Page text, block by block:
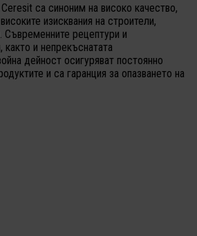
са синоним на високо качество,
изисквания на строители,
Съвременните рецептури и
и непрекъснатата
дейност осигуряват постоянно
и са гаранция за опазването на